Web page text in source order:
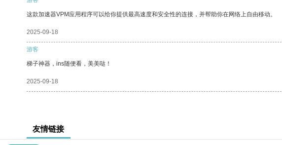
这款加速器VPM应用程序可以给你提供最高速度和安全性的连接，并帮助你在网络上自由移动。
2025-09-18
游客
梯子神器，ins随便看，美美哒！
2025-09-18
友情链接